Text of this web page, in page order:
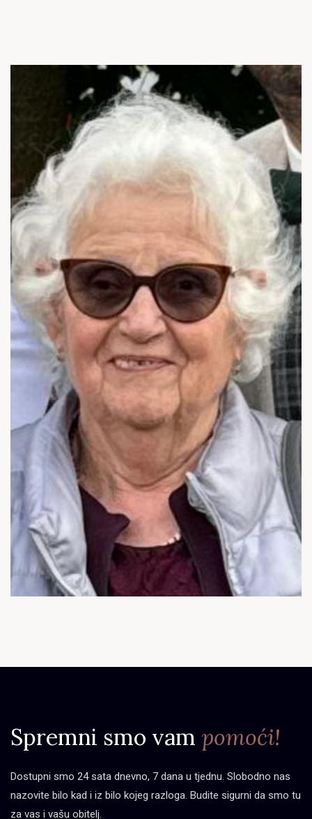
Spremni smo vam pomoći!
Dostupni smo 24 sata dnevno, 7 dana u tjednu. Slobodno nas
nazovite bilo kad i iz bilo kojeg razloga. Budite sigurni da smo tu
za vas i vašu obitelj.